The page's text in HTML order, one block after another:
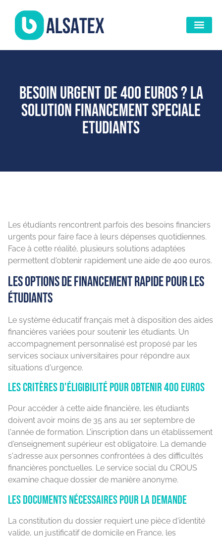
Besoin urgent de 400 euros ? La
solution financement speciale
etudiants
Les étudiants rencontrent parfois des besoins financiers
urgents pour faire face à leurs dépenses quotidiennes.
Face à cette réalité, plusieurs solutions adaptées
permettent d'obtenir rapidement une aide de 400 euros.
Les options de financement rapide pour les
étudiants
Le système éducatif français met à disposition des aides
financières variées pour soutenir les étudiants. Un
accompagnement personnalisé est proposé par les
services sociaux universitaires pour répondre aux
situations d'urgence.
Les critères d'éligibilité pour obtenir 400 euros
Pour accéder à cette aide financière, les étudiants
doivent avoir moins de 35 ans au 1er septembre de
l'année de formation. L'inscription dans un établissement
d'enseignement supérieur est obligatoire. La demande
s'adresse aux personnes confrontées à des difficultés
financières ponctuelles. Le service social du CROUS
examine chaque dossier de manière anonyme.
Les documents nécessaires pour la demande
La constitution du dossier requiert une pièce d'identité
valide, un justificatif de domicile en France, les